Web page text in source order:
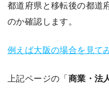
都道府県と移転後の都道
のか確認します。
例えば大阪の場合を見て
上記ページの「 商業・法